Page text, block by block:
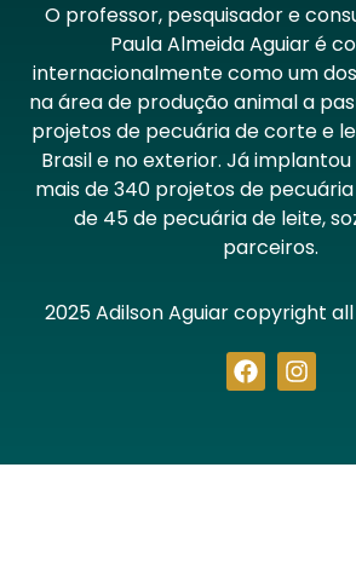
O professor, pesquisador e
Paula Almeida Aguiar é
internacionalmente como um
na área de produção animal a
projetos de pecuária de corte e
Brasil e no exterior. Já
mais de 340 projetos de
de 45 de pecuária de leite,
parceiros.
2025 Adilson Aguiar copyright